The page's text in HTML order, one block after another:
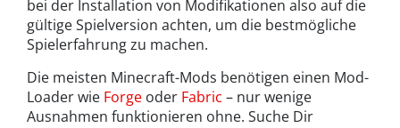
bei der Installation von Modifikationen also auf die
gültige Spielversion achten, um die bestmögliche
Spielerfahrung zu machen.
Die meisten Minecraft-Mods benötigen einen Mod-
Loader wie Forge oder Fabric – nur wenige
Ausnahmen funktionieren ohne. Suche Dir